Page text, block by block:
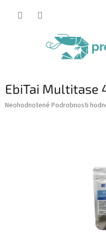
EbiTai Multitase
Priemerné
Neohodnotené Podrobnosti